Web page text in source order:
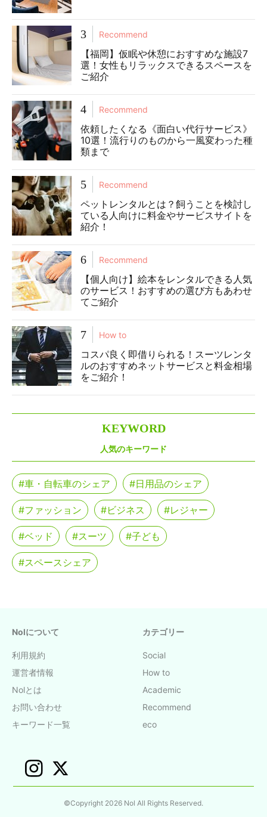
3 Recommend
【福岡】仮眠や休憩におすすめな施設7
選！女性もリラックスできるスペースを
ご紹介
4 Recommend
依頼したくなる《面白い代行サービス》
10選！流行りのものから一風変わった種
類まで
5 Recommend
ペットレンタルとは？飼うことを検討し
ている人向けに料金やサービスサイトを
紹介！
6 Recommend
【個人向け】絵本をレンタルできる人気
のサービス！おすすめの選び方もあわせ
てご紹介
7 How to
コスパ良く即借りられる！スーツレンタ
ルのおすすめネットサービスと料金相場
をご紹介！
KEYWORD
人気のキーワード
#車・自転車のシェア #日用品のシェア
#ファッション #ビジネス #レジャー
#ベッド #スーツ #子ども
#スペースシェア
Nolについて
利用規約
運営者情報
Nolとは
お問い合わせ
キーワード一覧
カテゴリー
Social
How to
Academic
Recommend
eco
©Copyright 2026 Nol All Rights Reserved.